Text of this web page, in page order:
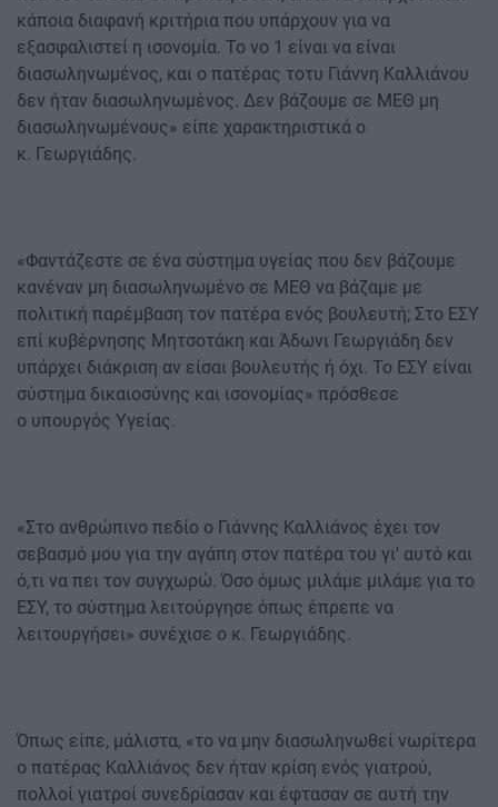
κάποια διαφανή κριτήρια που υπάρχουν για να
εξασφαλιστεί η ισονομία. Το νο 1 είναι να είναι
διασωληνωμένος, και ο πατέρας τοτυ Γιάννη Καλλιάνου
δεν ήταν διασωληνωμένος. Δεν βάζουμε σε ΜΕΘ μη
διασωληνωμένους» είπε χαρακτηριστικά ο
κ. Γεωργιάδης.
«Φαντάζεστε σε ένα σύστημα υγείας που δεν βάζουμε
κανέναν μη διασωληνωμένο σε ΜΕΘ να βάζαμε με
πολιτική παρέμβαση τον πατέρα ενός βουλευτή; Στο ΕΣΥ
επί κυβέρνησης Μητσοτάκη και Άδωνι Γεωργιάδη δεν
υπάρχει διάκριση αν είσαι βουλευτής ή όχι. Το ΕΣΥ είναι
σύστημα δικαιοσύνης και ισονομίας» πρόσθεσε
ο υπουργός Υγείας.
«Στο ανθρώπινο πεδίο ο Γιάννης Καλλιάνος έχει τον
σεβασμό μου για την αγάπη στον πατέρα του γι' αυτό και
ό,τι να πει τον συγχωρώ. Όσο όμως μιλάμε μιλάμε για το
ΕΣΥ, το σύστημα λειτούργησε όπως έπρεπε να
λειτουργήσει» συνέχισε ο κ. Γεωργιάδης.
Όπως είπε, μάλιστα, «το να μην διασωληνωθεί νωρίτερα
ο πατέρας Καλλιάνος δεν ήταν κρίση ενός γιατρού,
πολλοί γιατροί συνεδρίασαν και έφτασαν σε αυτή την